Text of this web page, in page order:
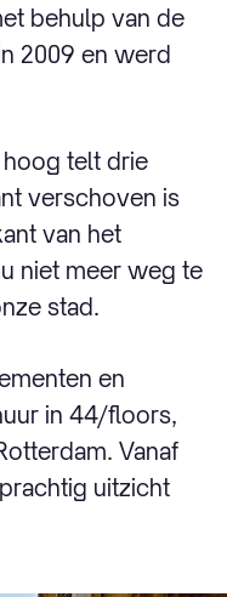
behulp van de
2009 en werd
telt drie
verschoven is
van het
niet meer weg te
stad.
en
in 44/floors,
Vanaf
uitzicht